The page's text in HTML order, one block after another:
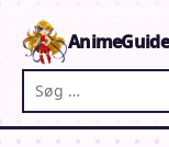
Søg på